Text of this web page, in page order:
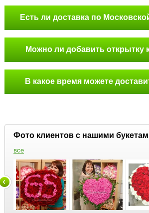
Есть ли доставка по
Можно ли добавить открытку
В какое время можете
Фото клиентов с нашими
все